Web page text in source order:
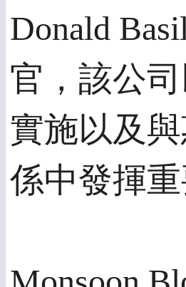
Donald
官，該公司
實施以及
係中發揮